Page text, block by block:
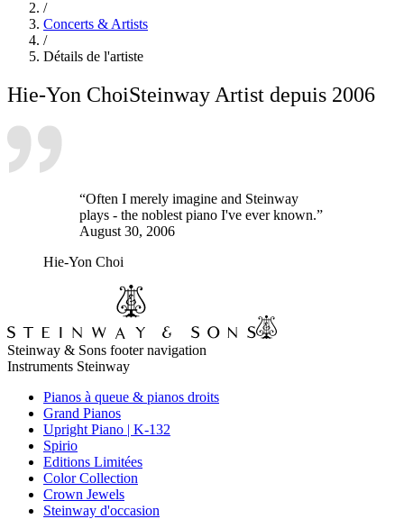
/
Concerts & Artists
/
Détails de l'artiste
Hie-Yon ChoiSteinway Artist depuis 2006
“Often I merely imagine and Steinway
plays - the noblest piano I've ever known.”
August 30, 2006
Hie-Yon Choi
Steinway & Sons footer navigation
Instruments Steinway
Pianos à queue & pianos droits
Grand Pianos
Upright Piano | K-132
Spirio
Editions Limitées
Color Collection
Crown Jewels
Steinway d'occasion